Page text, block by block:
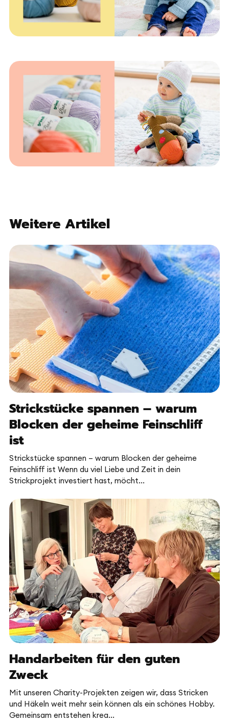
Weitere Artikel
Strickstücke spannen – warum
Blocken der geheime Feinschliff
ist
Strickstücke spannen – warum Blocken der geheime
Feinschliff ist Wenn du viel Liebe und Zeit in dein
Strickprojekt investiert hast, möcht...
Handarbeiten für den guten
Zweck
Mit unseren Charity-Projekten zeigen wir, dass Stricken
und Häkeln weit mehr sein können als ein schönes Hobby.
Gemeinsam entstehen krea...